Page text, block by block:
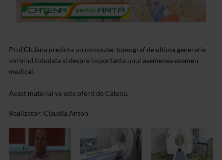
Prof.Gh.Iana prezinta un computer tomograf de ultima generatie
vorbind totodata si despre importanta unui asemenea examen
medical.
Acest material va este oferit de Catena.
Realizator: Claudia Anton